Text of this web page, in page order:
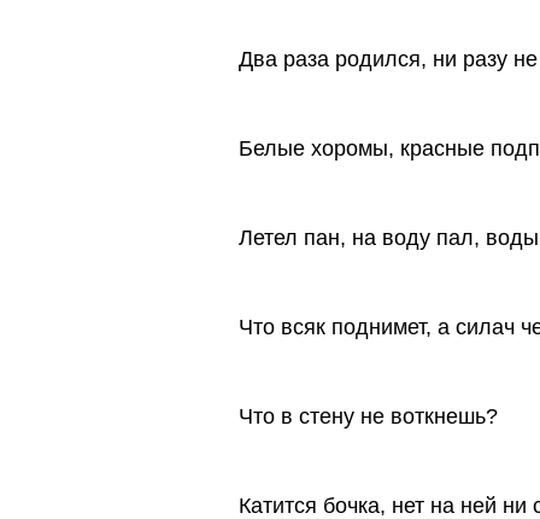
Два раза родился, ни разу
Белые хоромы, красные
Летел пан, на воду пал,
Что всяк поднимет, а силач
Что в стену не воткнешь?
Катится бочка, нет на ней ни